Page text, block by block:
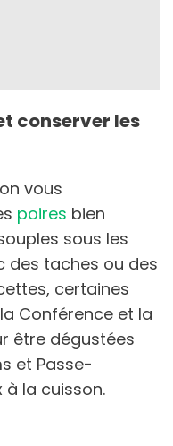
conserver les
vous
poires bien
sous les
des taches ou des
certaines
Conférence et la
être dégustées
et Passe-
la cuisson.